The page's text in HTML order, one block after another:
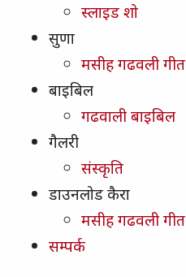
स्लाइड शो
सुणा
मसीह गढवली गीत
बाइबिल
गढवाली बाइबिल
गैलरी
संस्कृति
डाउनलोड कैरा
मसीह गढवली गीत
सम्पर्क